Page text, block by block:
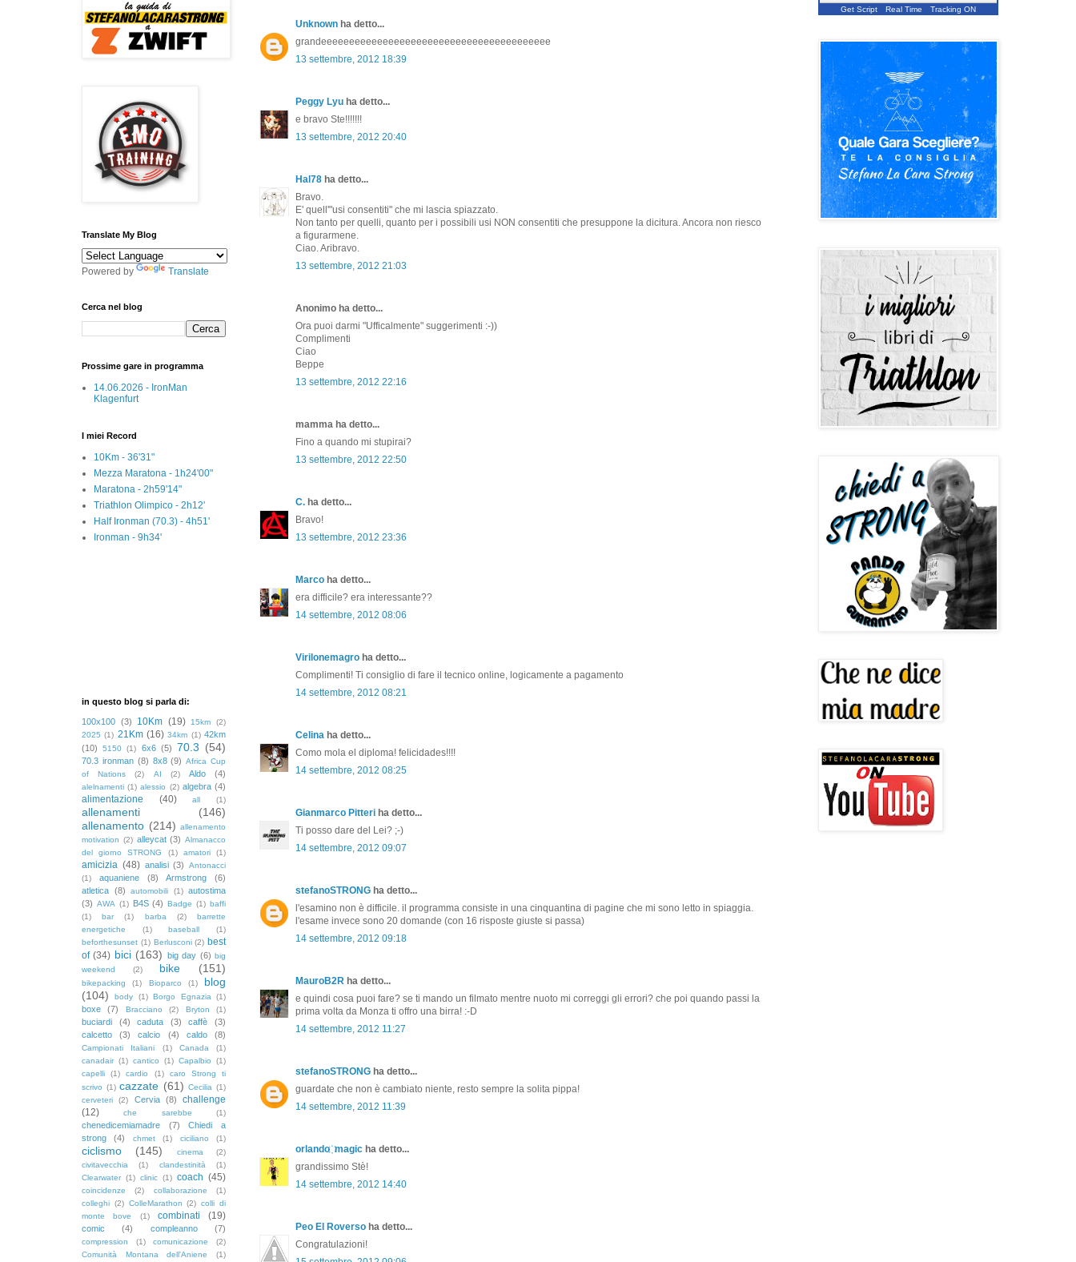
Unknown ha detto...
grandeeeeeeeeeeeeeeeeeeeeeeeeeeeeeeeeeeeeeeeee
13 settembre, 2012 18:39
Peggy Lyu ha detto...
e bravo Ste!!!!!!!
13 settembre, 2012 20:40
Hal78 ha detto...
Bravo.
E' quell'"usi consentiti" che mi lascia spiazzato.
Non tanto per quelli, quanto per i possibili usi NON consentiti che presuppone la dicitura. Ancora non riesco
a figurarmene.
Ciao. Aribravo.
13 settembre, 2012 21:03
Anonimo ha detto...
Ora puoi darmi "Ufficalmente" suggerimenti :-))
Complimenti
Ciao
Beppe
13 settembre, 2012 22:16
mamma ha detto...
Fino a quando mi stupirai?
13 settembre, 2012 22:50
C. ha detto...
Bravo!
13 settembre, 2012 23:36
Marco ha detto...
era difficile? era interessante??
14 settembre, 2012 08:06
Virilonemagro ha detto...
Complimenti! Ti consiglio di fare il tecnico online, logicamente a pagamento
14 settembre, 2012 08:21
Celina ha detto...
Como mola el diploma! felicidades!!!!
14 settembre, 2012 08:25
Gianmarco Pitteri ha detto...
Ti posso dare del Lei? ;-)
14 settembre, 2012 09:07
stefanoSTRONG ha detto...
l'esamino non è difficile. il programma consiste in una cinquantina di pagine che mi sono letto in spiaggia.
l'esame invece sono 20 domande (con 16 risposte giuste si passa)
14 settembre, 2012 09:18
MauroB2R ha detto...
e quindi cosa puoi fare? se ti mando un filmato mentre nuoto mi correggi gli errori? che poi quando passi la
prima volta da Monza ti offro una birra! :-D
14 settembre, 2012 11:27
stefanoSTRONG ha detto...
guardate che non è cambiato niente, resto sempre la solita pippa!
14 settembre, 2012 11:39
orlando ҉ magic ha detto...
grandissimo Stè!
14 settembre, 2012 14:40
Peo El Roverso ha detto...
Congratulazioni!
Translate My Blog
Powered by Translate
Cerca nel blog
Prossime gare in programma
14.06.2026 - IronMan
Klagenfurt
I miei Record
10Km - 36'31"
Mezza Maratona - 1h24'00"
Maratona - 2h59'14"
Triathlon Olimpico - 2h12'
Half Ironman (70.3) - 4h51'
Ironman - 9h34'
in questo blog si parla di:
100x100 (3) 10Km (19) 15km
(2)
2025 (1) 21Km (16) 34km (1) 42km
(10)
5150 (1) 6x6 (5) 70.3 (54)
70.3 ironman (8) 8x8 (9) Africa Cup
of Nations
(2) AI (2) Aldo (4)
alelnamenti (1) alessio (2) algebra (4)
alimentazione (40) all (1)
allenamenti
(146)
allenamento (214) allenamento
motivation (2) alleycat (3) Almanacco
del giorno STRONG
(1) amatori (1)
amicizia (48) analisi (3)
Antonacci
(1)
aquaniene (8) Armstrong
(6)
atletica (8) automobili (1) autostima
(3) AWA (1) B4S (4) Badge (1) baffi
(1)
bar (1) barba (2)
barrette
energetiche
(1) baseball
(1)
beforthesunset (1) Berlusconi (2) best
of (34) bici (163) big day (6) big
weekend
(2) bike (151)
bikepacking (1) Bioparco (1)
blog
(104)
body (1) Borgo Egnazia (1)
boxe (7) Bracciano (2) Bryton (1)
buciardi (4) caduta (3) caffè
(3)
calcetto
(3) calcio (4) caldo (8)
Campionati Italiani (1) Canada
(1)
canadair (1) cantico (1) Capalbio
(1)
capelli
(1) cardio (1)
caro Strong ti
scrivo (1) cazzate (61) Cecilia (1)
cerveteri
(2) Cervia (8)
challenge
(12)
che sarebbe (1)
chenedicemiamadre (7)
Chiedi a
strong
(4) chmet (1) ciciliano (1)
ciclismo (145) cinema
(2)
civitavecchia
(1) clandestinità
(1)
Clearwater (1) clinic (1) coach (45)
coincidenze (2) collaborazione
(1)
colleghi (2) ColleMarathon (2) colli di
monte bove
(1) combinati (19)
comic (4) compleanno (7)
compression (1) comunicazione
(2)
Comunità Montana dell'Aniene
(1)
Get Script Real Time Tracking ON